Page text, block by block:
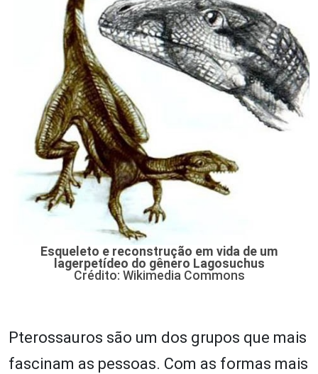
Esqueleto e reconstrução em vida de um
lagerpetídeo do gênero Lagosuchus
Crédito: Wikimedia Commons
Pterossauros são um dos grupos que mais
fascinam as pessoas. Com as formas mais